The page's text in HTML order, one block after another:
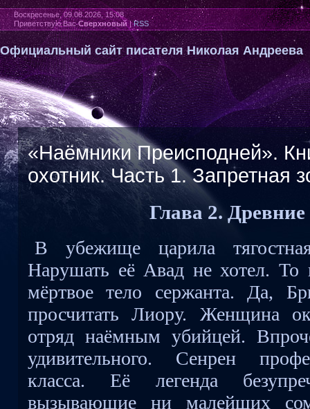
Воскресенье, 09.08.2026, 15:08
Приветствую Вас Сверхновый|RSS
Официальный сайт писателя Николая Андреева
«Наёмники Преисподней».
охотник. Часть 1. Запретная
Глава 2.
В убежище царила
Нарушать её Авад не хотел. То
мёртвое тело сержанта. Да,
просчитать Лиору. Женщина
отряд наёмным убийцей.
удивительного. Сенрен
класса. Её легенда
вызывающие ни малейших